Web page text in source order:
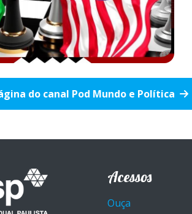
do canal Pod Mundo e Política
Acessos
Ouça